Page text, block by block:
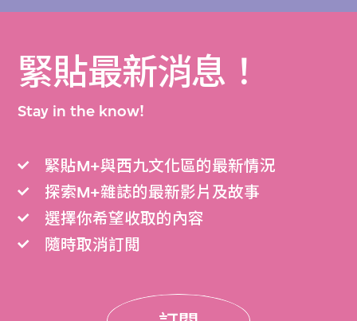
緊貼最新消息！
Stay in the know!
緊貼M+與西九文化區的最新情況
探索M+雜誌的最新影片及故事
選擇你希望收取的內容
隨時取消訂閲